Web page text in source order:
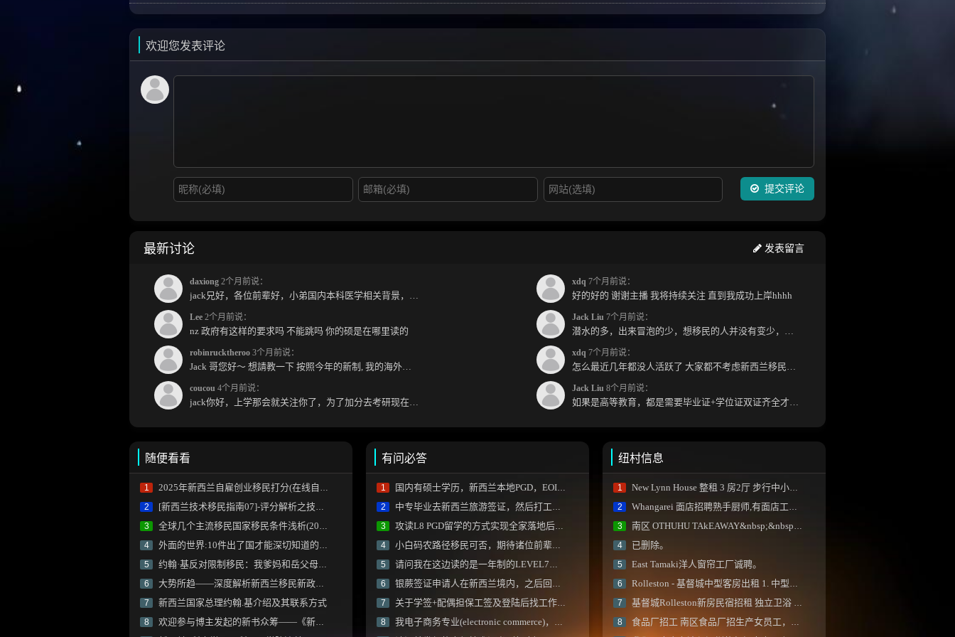
欢迎您发表评论
提交评论
最新讨论 发表留言
daxiong 2个月前说：
Lee 2个月前说：
nz 政府有这样的要求吗 不能跳吗 你的硕是在哪里读的
robinrucktheroo 3个月前说：
coucou 4个月前说：
xdq 7个月前说：
好的好的 谢谢主播 我将持续关注 直到我成功上岸hhhh
Jack Liu 7个月前说：
xdq 7个月前说：
Jack Liu 8个月前说：
随便看看
1 2025年新西兰自雇创业移民打分(在线自测)
2 [新西兰技术移民指南07]-评分解析之技能雇佣加分
3 全球几个主流移民国家移民条件浅析(2025版)
4 外面的世界:10件出了国才能深切知道的事(转载)
5 约翰·基反对限制移民：我爹妈和岳父母都是外来户
6 大势所趋——深度解析新西兰移民新政的背后与走向(未完待续)
7 新西兰国家总理约翰.基介绍及其联系方式
8 欢迎参与博主发起的新书众筹——《新西兰技术移民指南(SMR类)》(DIY自助申请手册2023版)
有问必答
1 国内有硕士学历，新西兰本地PGD，EOI是否能拿到本地学历额外加分？
2 中专毕业去新西兰旅游签证，然后打工赚钱转学生签留学可以吗？
3 攻读L8 PGD留学的方式实现全家落地后的PR申请路径求问
4 小白码农路径移民可否，期待诸位前辈建议？
5 请问我在这边读的是一年制的LEVEL7，学历加分是多少？
6 银蕨签证申请人在新西兰境内，之后回国递交材料可以吗
7 关于学签+配偶担保工签及登陆后找工作的疑惑
8 我电子商务专业(electronic commerce)，找到软件工程师工作后技能加分项会有阻碍不？
纽村信息
1 New Lynn House 整租 3 房2厅 步行中小学校区、 独...
2 Whangarei 面店招聘熟手厨师,有面店工作经验更佳...
3 南区 OTHUHU TAkEAWAY&nbsp;&nbsp;。
4 已删除。
5 East Tamaki洋人窗帘工厂诚聘。
6 Rolleston - 基督城中型客房出租 1. 中型双人床房...
7 基督城Rolleston新房民宿招租 独立卫浴 现有两...
8 食品厂招工 南区食品厂招生产女员工，一周5-...